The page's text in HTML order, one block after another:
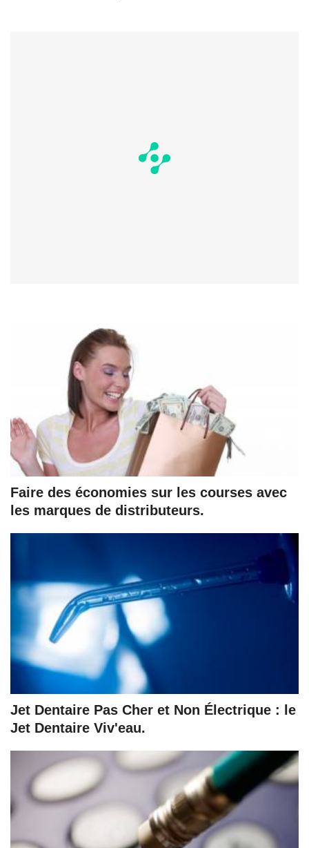
Faire des économies sur les courses avec
les marques de distributeurs.
Jet Dentaire Pas Cher et Non Électrique : le
Jet Dentaire Viv'eau.